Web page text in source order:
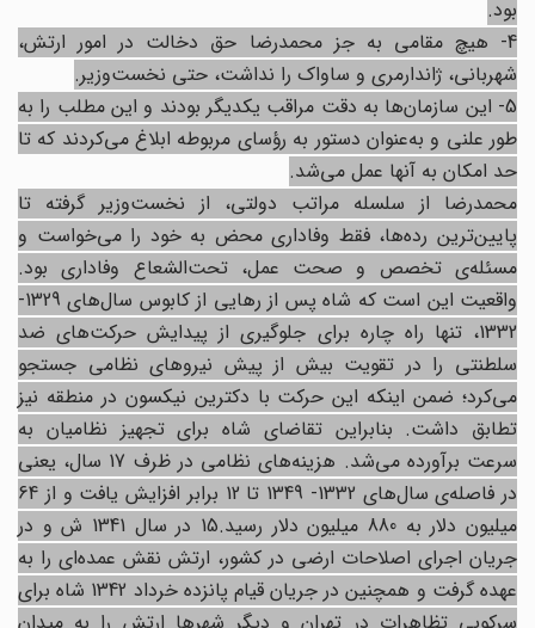
بود.
4- هیچ مقامی به جز محمدرضا حق دخالت در امور ارتش،
شهربانی، ژاندارمری و ساواک را نداشت، حتی نخست‌وزیر.
5- این سازمان‌ها به دقت مراقب یکدیگر بودند و این مطلب را به
طور علنی و به‌عنوان دستور به رؤسای مربوطه ابلاغ می‌کردند که تا
حد امکان به آنها عمل می‌شد.
محمدرضا از سلسله مراتب دولتی، از نخست‌وزیر گرفته تا
پایین‌ترین رده‌ها، فقط وفاداری محض به خود را می‌خواست و
مسئله‌ی تخصص و صحت عمل، تحت‌الشعاع وفاداری بود.
واقعیت این است که شاه پس از رهایی از کابوس‌ سال‌های 1329-
1332، تنها راه چاره برای جلوگیری از پیدایش حرکت‌های ضد
سلطنتی را در تقویت بیش از پیش نیروهای نظامی جستجو
می‌کرد؛ ضمن اینکه این حرکت با دکترین نیکسون در منطقه نیز
تطابق داشت. بنابراین تقاضای شاه برای تجهیز نظامیان به
سرعت برآورده می‌شد. هزینه‌ها‌ی نظامی در ظرف 17 سال، یعنی
در فاصله‌ی سال‌های 1332- 1349 تا 12 برابر افزایش یافت و از 64
میلیون دلار به 880 میلیون دلار رسید.15 در سال 1341 ش و در
جریان اجرای اصلاحات ارضی در کشور، ارتش نقش عمده‌ای را به
عهده گرفت و همچنین در جریان قیام پانزده خرداد 1342 شاه برای